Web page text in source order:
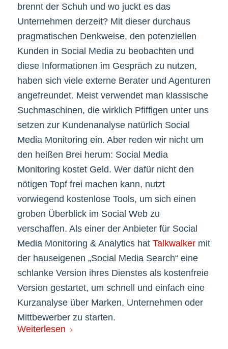
brennt der Schuh und wo juckt es das
Unternehmen derzeit? Mit dieser durchaus
pragmatischen Denkweise, den potenziellen
Kunden in Social Media zu beobachten und
diese Informationen im Gespräch zu nutzen,
haben sich viele externe Berater und Agenturen
angefreundet. Meist verwendet man klassische
Suchmaschinen, die wirklich Pfiffigen unter uns
setzen zur Kundenanalyse natürlich Social
Media Monitoring ein. Aber reden wir nicht um
den heißen Brei herum: Social Media
Monitoring kostet Geld. Wer dafür nicht den
nötigen Topf frei machen kann, nutzt
vorwiegend kostenlose Tools, um sich einen
groben Überblick im Social Web zu
verschaffen. Als einer der Anbieter für Social
Media Monitoring & Analytics hat Talkwalkermit
der hauseigenen „Social Media Search“ eine
schlanke Version ihres Dienstes als kostenfreie
Version gestartet, um schnell und einfach eine
Kurzanalyse über Marken, Unternehmen oder
Mittbewerber zu starten.
Weiterlesen